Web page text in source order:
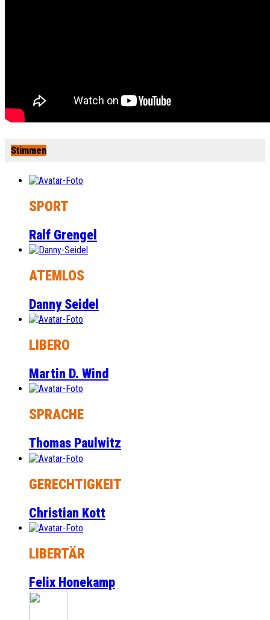
Stimmen
SPORT
Ralf Grengel
ATEMLOS
Danny Seidel
LIBERO
Martin D. Wind
SPRACHE
Thomas Paulwitz
GERECHTIGKEIT
Christian Kott
LIBERTÄR
Felix Honekamp